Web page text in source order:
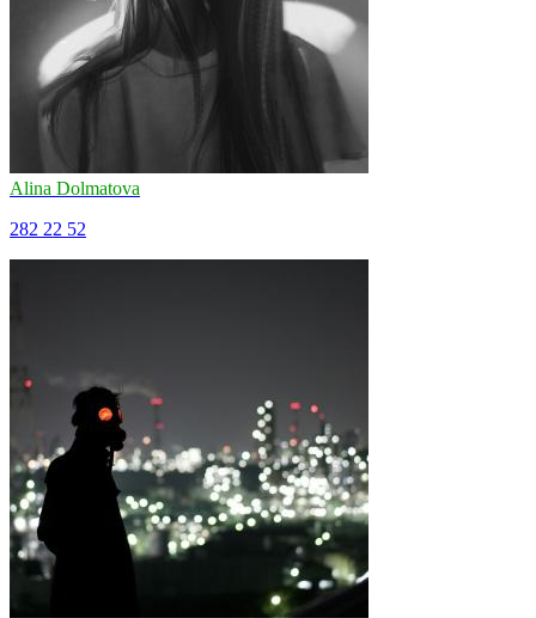
Alina Dolmatova
282 22 52